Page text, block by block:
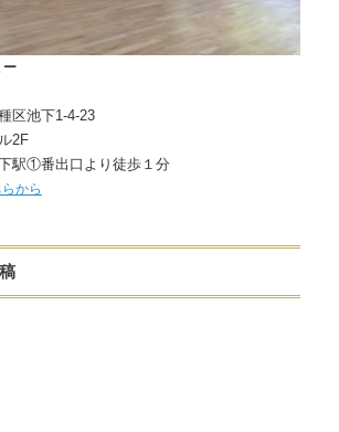
ー
区池下1-4-23
2F
駅①番出口より徒歩１分
から